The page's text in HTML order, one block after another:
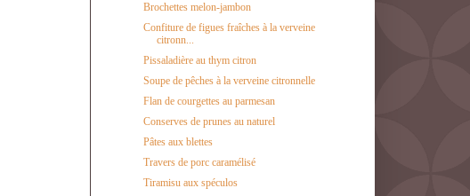
Brochettes melon-jambon
Confiture de figues fraîches à la verveine
citronn...
Pissaladière au thym citron
Soupe de pêches à la verveine citronnelle
Flan de courgettes au parmesan
Conserves de prunes au naturel
Pâtes aux blettes
Travers de porc caramélisé
Tiramisu aux spéculos